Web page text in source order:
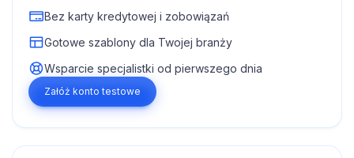
Bez karty kredytowej i zobowiązań
Gotowe szablony dla Twojej branży
Wsparcie specjalistki od pierwszego dnia
Załóż konto testowe